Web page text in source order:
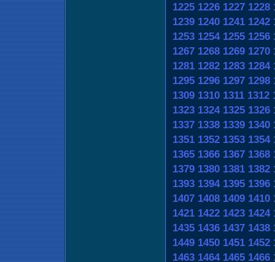
1225 1226 1227 1228
1239 1240 1241 1242
1253 1254 1255 1256
1267 1268 1269 1270
1281 1282 1283 1284
1295 1296 1297 1298
1309 1310 1311 1312
1323 1324 1325 1326
1337 1338 1339 1340
1351 1352 1353 1354
1365 1366 1367 1368
1379 1380 1381 1382
1393 1394 1395 1396
1407 1408 1409 1410
1421 1422 1423 1424
1435 1436 1437 1438
1449 1450 1451 1452
1463 1464 1465 1466